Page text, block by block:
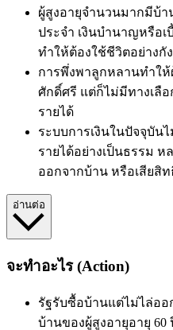
ผู้สูงอายุจำนวนมากมีบ้า
ประจำ เงินบำนาญหรือ
ทำให้ต้องใช้ชีวิตอย่าง
การพึ่งพาลูกหลานทำใ
ศักดิ์ศรี แต่ก็ไม่มีทางเลื
รายได้
ระบบการเงินในปัจจุบัน
รายได้อย่างเป็นธรรม
ออกจากบ้าน หรือเสียสิ
อ่านต่อ
จะทำอะไร (Action)
รัฐรับซื้อบ้านแต่ไม่ไล่ออ
บ้านของผู้สูงอายุอายุ